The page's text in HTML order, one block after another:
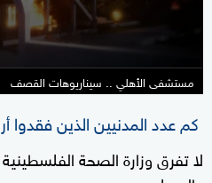
مستشفى الأهلي .. سيناريوهات القصف
كم عدد المدنيين الذين فقدوا
لا تفرق وزارة الصحة